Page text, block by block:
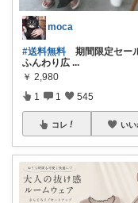
moca
#送料無料 期間限定セー
ふんわり広 ...
￥ 2,980
1 1 545
コレ いい